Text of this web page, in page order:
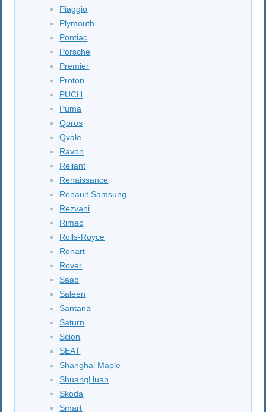
Piaggio
Plymouth
Pontiac
Porsche
Premier
Proton
PUCH
Puma
Qoros
Qvale
Ravon
Reliant
Renaissance
Renault Samsung
Rezvani
Rimac
Rolls-Royce
Ronart
Rover
Saab
Saleen
Santana
Saturn
Scion
SEAT
Shanghai Maple
ShuangHuan
Skoda
Smart